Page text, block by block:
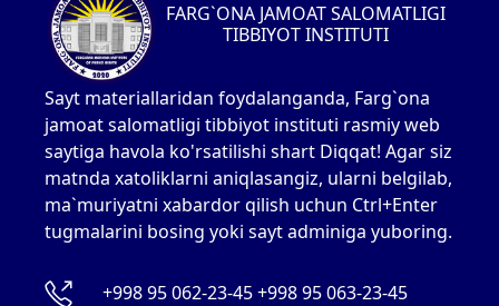
FARG`ONA JAMOAT SALOMATLIGI
TIBBIYOT INSTITUTI
Sayt materiallaridan foydalanganda, Farg`ona
jamoat salomatligi tibbiyot instituti rasmiy web
saytiga havola ko'rsatilishi shart Diqqat! Agar siz
matnda xatoliklarni aniqlasangiz, ularni belgilab,
ma`muriyatni xabardor qilish uchun Ctrl+Enter
tugmalarini bosing yoki sayt adminiga yuboring.
+998 95 062-23-45 +998 95 063-23-45